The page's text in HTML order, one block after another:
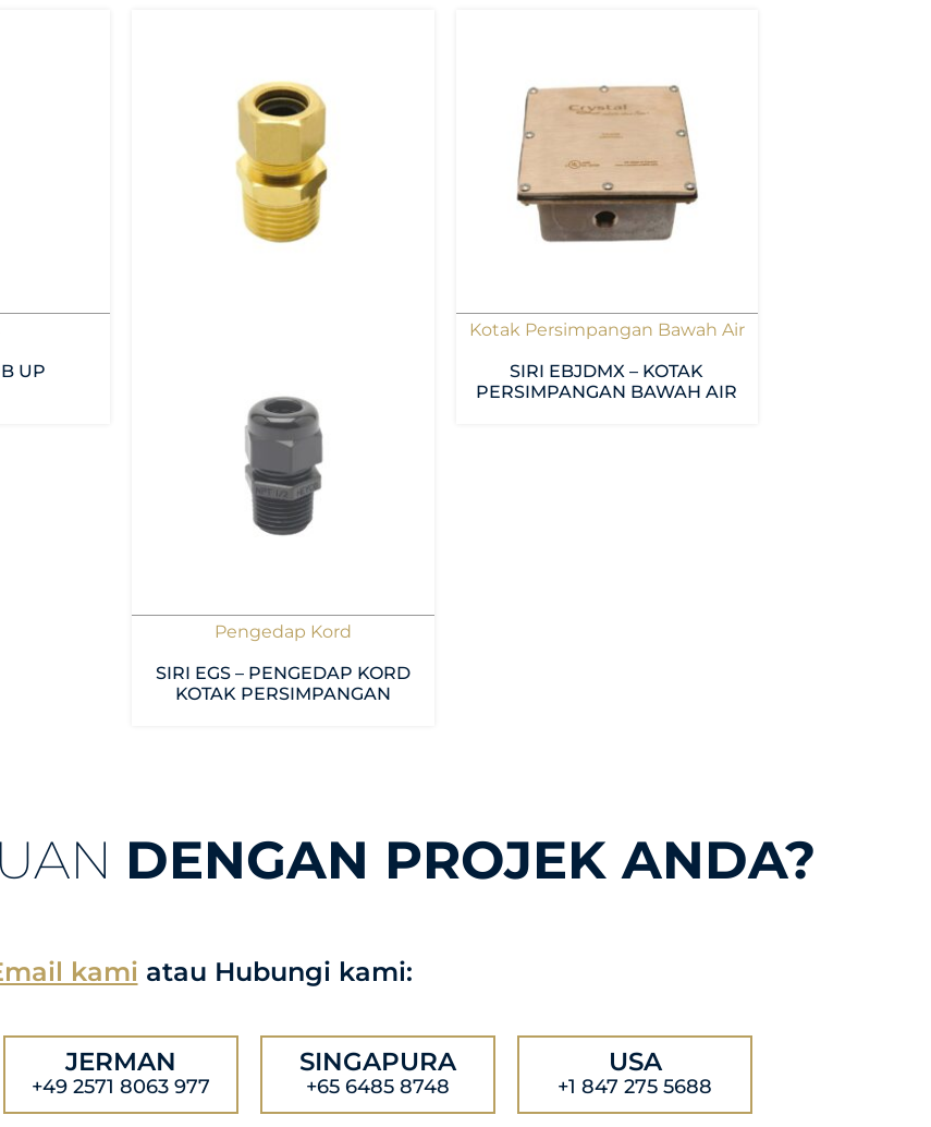
UP
Pengedap Kord
SIRI EGS – PENGEDAP KORD
KOTAK PERSIMPANGAN
Kotak Persimpangan Bawah Air
SIRI EBJDMX – KOTAK
PERSIMPANGAN BAWAH AIR
DENGAN PROJEK ANDA?
kami atau Hubungi kami:
JERMAN
+49 2571 8063 977
SINGAPURA
+65 6485 8748
USA
+1 847 275 5688